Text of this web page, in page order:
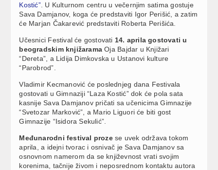
Kostić”. U Kulturnom centru u večernjim satima gostuje
Sava Damjanov, koga će predstaviti Igor Perišić, a zatim
će Marjan Čakarević predstaviti Roberta Perišića.
Učesnici Festival će gostovati 14. aprila gostovati u
beogradskim knjižarama Oja Bajdar u Knjižari
“Dereta”, a Lidija Dimkovska u Ustanovi kulture
“Parobrod”.
Vladimir Kecmanović će poslednjeg dana Festivala
gostovati u Gimnaziji “Laza Kostić” dok će pola sata
kasnije Sava Damjanov pričati sa učenicima Gimnazije
“Svetozar Marković”, a Mario Liguori će biti gost
Gimnazije “Isidora Sekulić”.
Međunarodni festival prozese uvek održava tokom
aprila, a idejni tvorac i osnivač je Sava Damjanov sa
osnovnom namerom da se književnost vrati svojim
korenima, tačnije živom i neposrednom kontaktu autora